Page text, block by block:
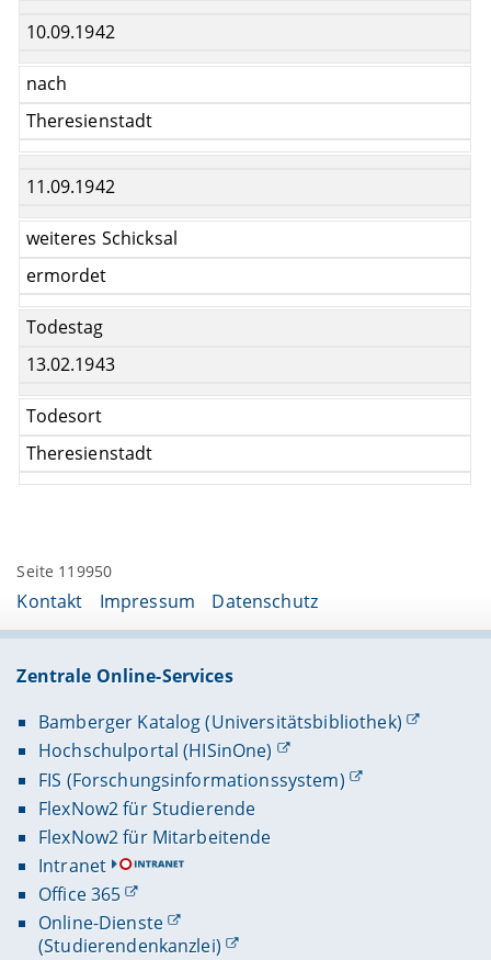
10.09.1942
nach
Theresienstadt
11.09.1942
weiteres Schicksal
ermordet
Todestag
13.02.1943
Todesort
Theresienstadt
Seite 119950
Kontakt Impressum Datenschutz
Zentrale Online-Services
Bamberger Katalog (Universitätsbibliothek)
Hochschulportal (HISinOne)
FIS (Forschungsinformationssystem)
FlexNow2 für Studierende
FlexNow2 für Mitarbeitende
Intranet
Office 365
Online-Dienste
(Studierendenkanzlei)